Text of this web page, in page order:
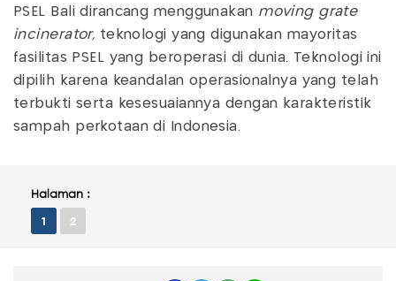
PSEL Bali dirancang menggunakan moving grate
incinerator, teknologi yang digunakan mayoritas
fasilitas PSEL yang beroperasi di dunia. Teknologi ini
dipilih karena keandalan operasionalnya yang telah
terbukti serta kesesuaiannya dengan karakteristik
sampah perkotaan di Indonesia.
Halaman :
1 2